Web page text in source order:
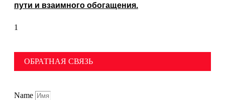
пути и взаимного обогащения.
ОБРАТНАЯ СВЯЗЬ
Name